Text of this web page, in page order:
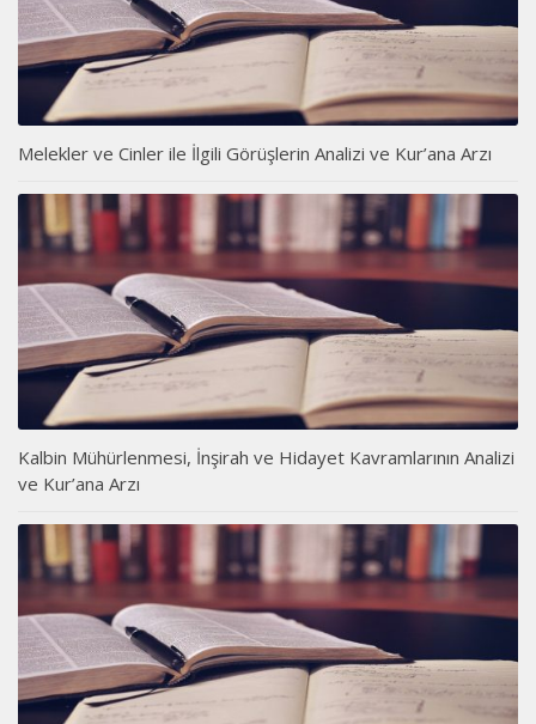
Melekler ve Cinler ile İlgili Görüşlerin Analizi ve Kur’ana Arzı
Kalbin Mühürlenmesi, İnşirah ve Hidayet Kavramlarının Analizi
ve Kur’ana Arzı